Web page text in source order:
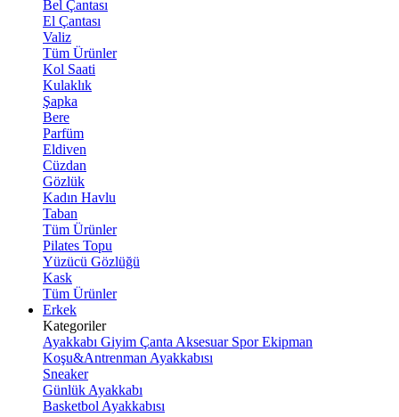
Bel Çantası
El Çantası
Valiz
Tüm Ürünler
Kol Saati
Kulaklık
Şapka
Bere
Parfüm
Eldiven
Cüzdan
Gözlük
Kadın Havlu
Taban
Tüm Ürünler
Pilates Topu
Yüzücü Gözlüğü
Kask
Tüm Ürünler
Erkek
Kategoriler
Ayakkabı Giyim Çanta Aksesuar Spor Ekipman
Koşu&Antrenman Ayakkabısı
Sneaker
Günlük Ayakkabı
Basketbol Ayakkabısı